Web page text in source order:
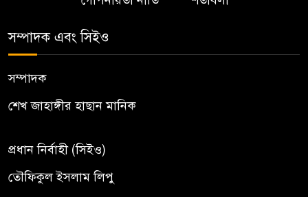
সম্পাদক এবং সিইও
সম্পাদক
শেখ জাহাঙ্গীর হাছান মানিক
প্রধান নির্বাহী (সিইও)
তৌফিকুল ইসলাম লিপু